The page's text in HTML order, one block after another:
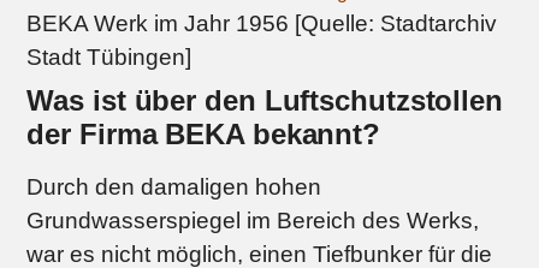
BEKA Werk im Jahr 1956 [Quelle: Stadtarchiv
Stadt Tübingen]
Was ist über den Luftschutzstollen
der Firma BEKA bekannt?
Durch den damaligen hohen
Grundwasserspiegel im Bereich des Werks,
war es nicht möglich, einen Tiefbunker für die